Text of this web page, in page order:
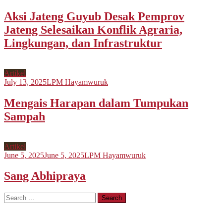
Aksi Jateng Guyub Desak Pemprov
Jateng Selesaikan Konflik Agraria,
Lingkungan, dan Infrastruktur
Artikel
July 13, 2025LPM Hayamwuruk
Mengais Harapan dalam Tumpukan
Sampah
Artikel
June 5, 2025June 5, 2025LPM Hayamwuruk
Sang Abhipraya
Search
for: